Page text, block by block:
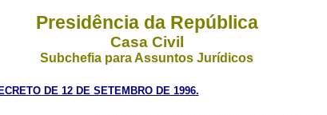
Presidência da República
Casa Civil
Subchefia para Assuntos Jurídicos
DE 12 DE SETEMBRO DE 1996.